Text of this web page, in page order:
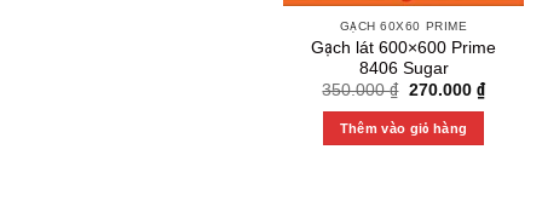
GẠCH 60X60 PRIME
Gạch lát 600×600 Prime
8406 Sugar
350.000₫ Original
was:
350.000 ₫.
270.000 ₫Current
price
Thêm vào giỏ hàng